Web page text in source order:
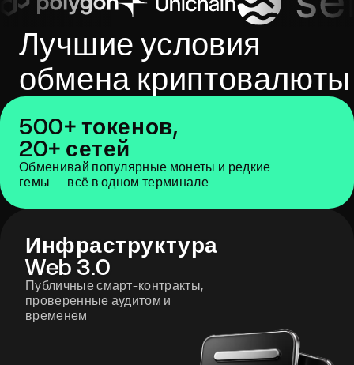
Лучшие условия
обмена криптовалюты
500+ токенов,
20+ сетей
Обменивай популярные монеты и редкие
гемы — всё в одном терминале
Инфраструктура
Web 3.0
Публичные смарт-контракты,
проверенные аудитом и
временем